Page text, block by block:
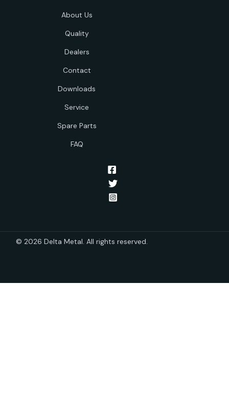
About Us
Quality
Dealers
Contact
Downloads
Service
Spare Parts
FAQ
© 2026 Delta Metal. All rights reserved.